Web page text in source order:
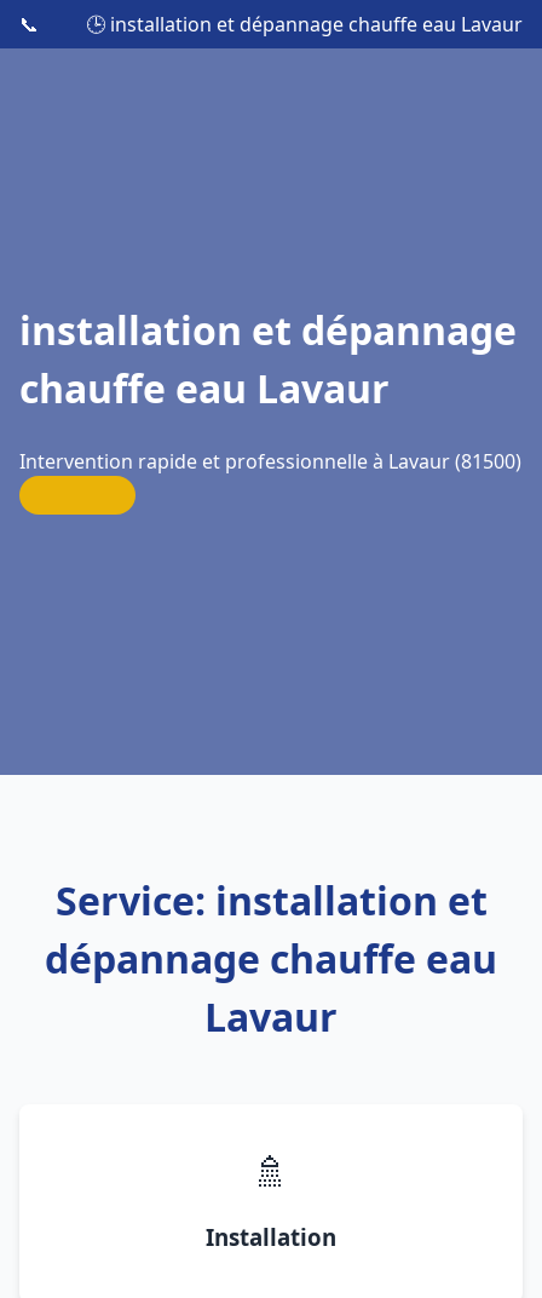
📞 🕒 installation et dépannage chauffe eau Lavaur
installation et dépannage
chauffe eau Lavaur
Intervention rapide et professionnelle à Lavaur (81500)
Service: installation et
dépannage chauffe eau
Lavaur
🚿
Installation